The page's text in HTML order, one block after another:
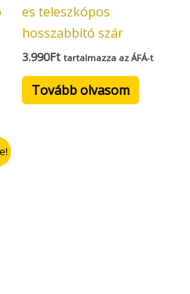
es teleszkópos
hosszabbító szár
3.990Ft tartalmazza az ÁFÁ-t
Tovább olvasom